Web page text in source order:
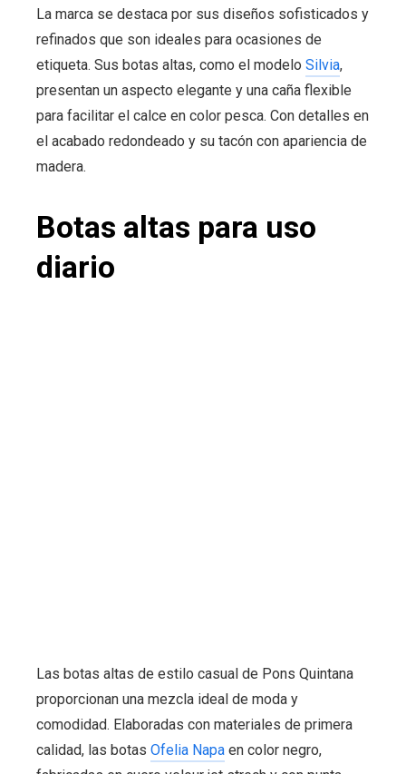
La marca se destaca por sus diseños sofisticados y
refinados que son ideales para ocasiones de
etiqueta. Sus botas altas, como el modelo Silvia,
presentan un aspecto elegante y una caña flexible
para facilitar el calce en color pesca. Con detalles en
el acabado redondeado y su tacón con apariencia de
madera.
Botas altas para uso
diario
Las botas altas de estilo casual de Pons Quintana
proporcionan una mezcla ideal de moda y
comodidad. Elaboradas con materiales de primera
calidad, las botas Ofelia Napa en color negro,